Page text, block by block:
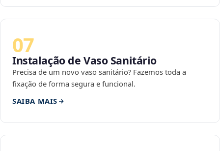
07
Instalação de Vaso Sanitário
Precisa de um novo vaso sanitário? Fazemos toda a
fixação de forma segura e funcional.
SAIBA MAIS